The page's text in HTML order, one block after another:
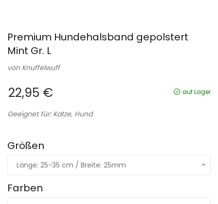
Premium Hundehalsband gepolstert
Mint Gr. L
von Knuffelwuff
22,95 € auf Lager
Geeignet für: Katze, Hund
Größen
Länge: 25-35 cm / Breite: 25mm
Farben